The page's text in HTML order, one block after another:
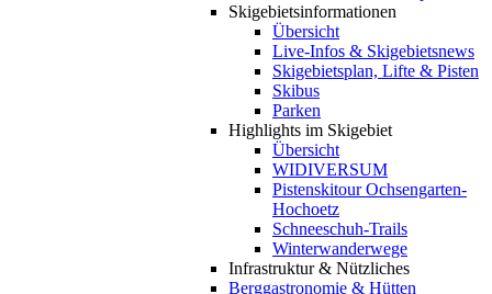
Skigebietsinformationen
Übersicht
Live-Infos & Skigebietsnews
Skigebietsplan, Lifte & Pisten
Skibus
Parken
Highlights im Skigebiet
Übersicht
WIDIVERSUM
Pistenskitour Ochsengarten-
Hochoetz
Schneeschuh-Trails
Winterwanderwege
Infrastruktur & Nützliches
Berggastronomie & Hütten